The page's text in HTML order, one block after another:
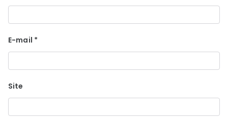
E-mail *
Site